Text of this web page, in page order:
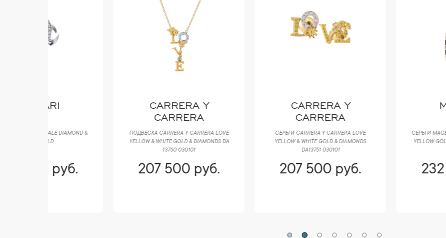
ПОДВЕСКА CARRERA Y CARRERA LOVE
YELLOW & WHITE GOLD & DIAMONDS DA
207 500 руб.
СЕРЬГИ CARRERA Y CARRERA LOVE
YELLOW & WHITE GOLD & DIAMONDS
207 500 руб.
СЕРЬГИ MAGERIT NATURE
YELLOW GOLD & DIAMONDS &
232 400 руб.